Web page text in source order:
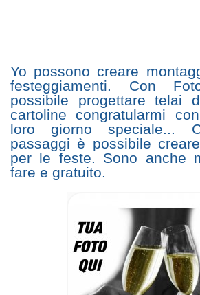
Yo possono creare
festeggiamenti. Con
possibile progettare telai
cartoline congratularmi
loro giorno speciale...
passaggi è possibile
per le feste. Sono anche
fare e gratuito.